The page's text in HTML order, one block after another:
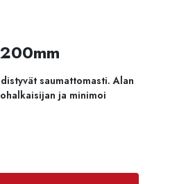
saumattomasti. Alan
ja minimoi